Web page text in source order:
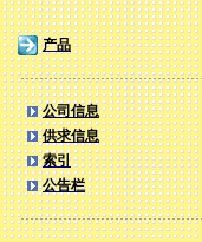
产品
公司信息
供求信息
索引
公告栏